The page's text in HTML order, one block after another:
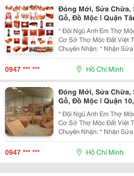
Đóng Mới, Sửa Chữa,
Gỗ, Đồ Mộc | Quận
* Đội Ngũ Anh Em Thợ
Cơ Sở Thợ Mộc Đất Việt
Chuyên Nhận: * Nhận Sửa Chữa Đồ Gỗ Tại Nhà Thành
Phố Hồ Chí Minh - Sửa
Phòng, Cửa Đi Bị Sập Xệ
Vênh. - Sử
0947 *** *** Hồ Chí Minh
Đóng Mới, Sửa Chữa,
Gỗ, Đồ Mộc | Quận
* Đội Ngũ Anh Em Thợ
Cơ Sở Thợ Mộc Đất Việt
Chuyên Nhận: * Nhận Sửa Chữa Đồ Gỗ Tại Nhà Thành
Phố Hồ Chí Minh - Sửa
Phòng, Cửa Đi Bị Sập Xệ
Vênh. - Sử
0947 *** *** Hồ Chí Minh